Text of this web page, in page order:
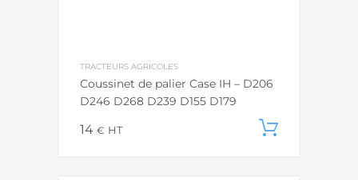
TRACTEURS AGRICOLES
Coussinet de palier Case IH – D206
D246 D268 D239 D155 D179
14 € HT